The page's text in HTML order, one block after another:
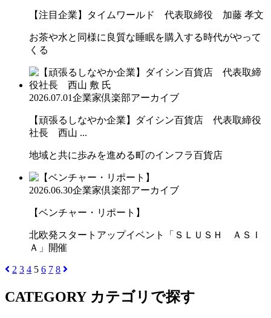
【注目企業】タイムワールド 代表取締役 加藤 孝文
お茶や水と同様に良質な睡眠を購入する時代がやって
くる
2026.07.01企業家倶楽部アーカイブ
【頑張るしなやか企業】ダイシン百貨店 代表取締役
社長 西山 ...
地域と共に歩みを進める町のインフラ百貨店
2026.06.30企業家倶楽部アーカイブ
【ベンチャー・リポート】
北欧発スタートアップイベント「ＳＬＵＳＨ ＡＳＩ
Ａ」開催
2 3 4 5 6 7 8
CATEGORY カテゴリで探す